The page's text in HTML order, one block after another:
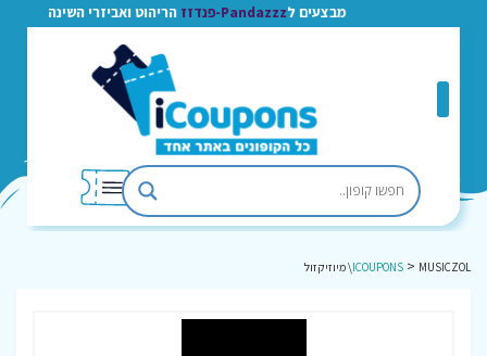
מבצעים ל Pandazzz-פנדזז הריהוט ואביזרי השינה
ICOUPONS > MUSICZOL\ מיוזיקזול